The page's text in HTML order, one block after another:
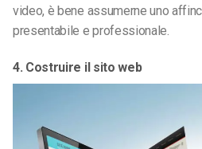
video, è bene assumerne uno
presentabile e professionale.
4. Costruire il sito web